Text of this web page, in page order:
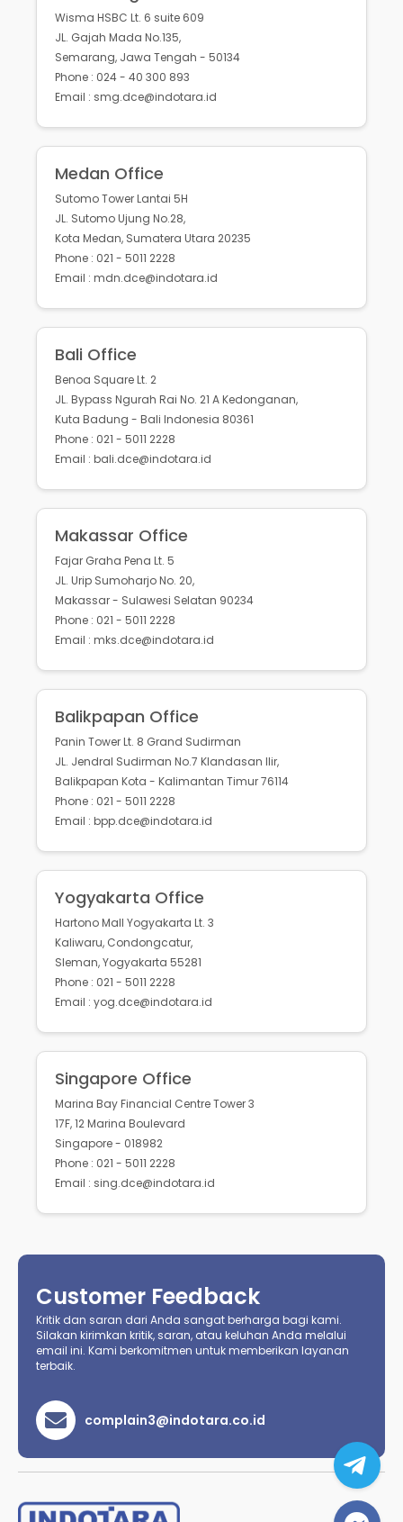
Wisma HSBC Lt. 6 suite 609
JL. Gajah Mada No.135,
Semarang, Jawa Tengah - 50134
Phone : 024 - 40 300 893
Email : smg.dce@indotara.id
Medan Office
Sutomo Tower Lantai 5H
JL. Sutomo Ujung No.28,
Kota Medan, Sumatera Utara 20235
Phone : 021 - 5011 2228
Email : mdn.dce@indotara.id
Bali Office
Benoa Square Lt. 2
JL. Bypass Ngurah Rai No. 21 A Kedonganan,
Kuta Badung - Bali Indonesia 80361
Phone : 021 - 5011 2228
Email : bali.dce@indotara.id
Makassar Office
Fajar Graha Pena Lt. 5
JL. Urip Sumoharjo No. 20,
Makassar - Sulawesi Selatan 90234
Phone : 021 - 5011 2228
Email : mks.dce@indotara.id
Balikpapan Office
Panin Tower Lt. 8 Grand Sudirman
JL. Jendral Sudirman No.7 Klandasan Ilir,
Balikpapan Kota - Kalimantan Timur 76114
Phone : 021 - 5011 2228
Email : bpp.dce@indotara.id
Yogyakarta Office
Hartono Mall Yogyakarta Lt. 3
Kaliwaru, Condongcatur,
Sleman, Yogyakarta 55281
Phone : 021 - 5011 2228
Email : yog.dce@indotara.id
Singapore Office
Marina Bay Financial Centre Tower 3
17F, 12 Marina Boulevard
Singapore - 018982
Phone : 021 - 5011 2228
Email : sing.dce@indotara.id
Customer Feedback
Kritik dan saran dari Anda sangat berharga bagi kami.
Silakan kirimkan kritik, saran, atau keluhan Anda melalui
email ini. Kami berkomitmen untuk memberikan layanan
terbaik.
complain3@indotara.co.id